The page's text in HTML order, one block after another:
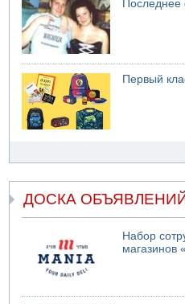
Последнее
Первый
ДОСКА
Набор
магазинов